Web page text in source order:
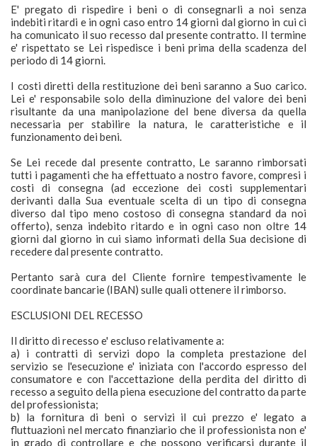
E' pregato di rispedire i beni o di consegnarli a noi senza
indebiti ritardi e in ogni caso entro 14 giorni dal giorno in cui ci
ha comunicato il suo recesso dal presente contratto. Il termine
e' rispettato se Lei rispedisce i beni prima della scadenza del
periodo di 14 giorni.
I costi diretti della restituzione dei beni saranno a Suo carico.
Lei e' responsabile solo della diminuzione del valore dei beni
risultante da una manipolazione del bene diversa da quella
necessaria per stabilire la natura, le caratteristiche e il
funzionamento dei beni.
Se Lei recede dal presente contratto, Le saranno rimborsati
tutti i pagamenti che ha effettuato a nostro favore, compresi i
costi di consegna (ad eccezione dei costi supplementari
derivanti dalla Sua eventuale scelta di un tipo di consegna
diverso dal tipo meno costoso di consegna standard da noi
offerto), senza indebito ritardo e in ogni caso non oltre 14
giorni dal giorno in cui siamo informati della Sua decisione di
recedere dal presente contratto.
Pertanto sarà cura del Cliente fornire tempestivamente le
coordinate bancarie (IBAN) sulle quali ottenere il rimborso.
ESCLUSIONI DEL RECESSO
Il diritto di recesso e' escluso relativamente a:
a) i contratti di servizi dopo la completa prestazione del
servizio se l'esecuzione e' iniziata con l'accordo espresso del
consumatore e con l'accettazione della perdita del diritto di
recesso a seguito della piena esecuzione del contratto da parte
del professionista;
b) la fornitura di beni o servizi il cui prezzo e' legato a
fluttuazioni nel mercato finanziario che il professionista non e'
in grado di controllare e che possono verificarsi durante il